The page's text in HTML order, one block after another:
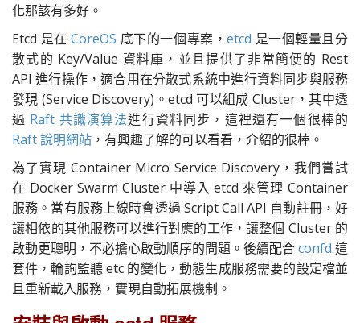
化那該有多好。
Etcd 是在CoreOS 底下的一個專案，etcd 是一個輕量且分
散式的 Key/Value 資料庫 ，並且提供了非常簡便的 Rest
API 進行操作，適合用在分散式系統中進行資料同步與服務
發現 (Service Discovery)。etcd 可以組成 Cluster，其中透
過 Raft 共識演算法進行資料同步，這裡還有一個很棒的
Raft 說明網站 ，有興趣了解的可以看看，介紹的很棒。
為了實現 Container Micro Service Discovery，我們嘗試
在 Docker Swarm Cluster 中導入 etcd 來管理 Container
服務。當有服務上線時會透過 Script Call API 自動註冊，好
讓相依的其他服務可以進行對應的工作，讓整個 Cluster 的
啟動更聰明，不必擔心啟動順序的問題。後續配合confd 這
套件，輪詢監聽 etc 的變化，動態生成服務需要的設定檔並
且重新載入服務，實現自動拓展機制。